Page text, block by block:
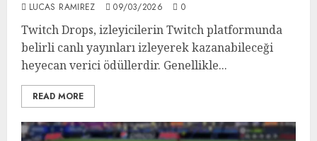
LUCAS RAMIREZ 09/03/2026 0
Twitch Drops, izleyicilerin Twitch platformunda
belirli canlı yayınları izleyerek kazanabileceği
heyecan verici ödüllerdir. Genellikle...
READ MORE